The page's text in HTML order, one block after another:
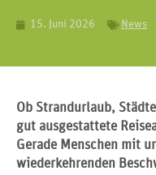
15. Juni 2026 News
Ob Strandurlaub,
gut ausgestattete
Gerade Menschen mit
wiederkehrenden